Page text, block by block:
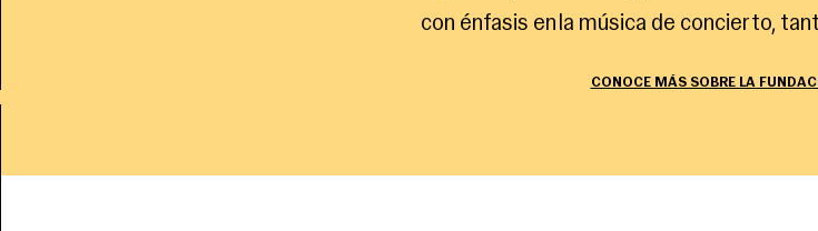
con énfasis en la música de concierto,
CONOCE MÁS SOBRE LA